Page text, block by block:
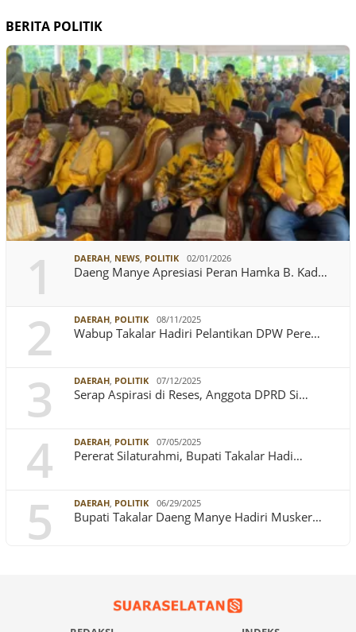
BERITA POLITIK
1 DAERAH, NEWS, POLITIK 02/01/2026
Daeng Manye Apresiasi Peran Hamka B. Kad…
2 DAERAH, POLITIK 08/11/2025
Wabup Takalar Hadiri Pelantikan DPW Pere…
3 DAERAH, POLITIK 07/12/2025
Serap Aspirasi di Reses, Anggota DPRD Si…
4 DAERAH, POLITIK 07/05/2025
Pererat Silaturahmi, Bupati Takalar Hadi…
5 DAERAH, POLITIK 06/29/2025
Bupati Takalar Daeng Manye Hadiri Musker…